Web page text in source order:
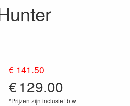
€ 141.50
€129.00
*Prijzen zijn inclusief btw